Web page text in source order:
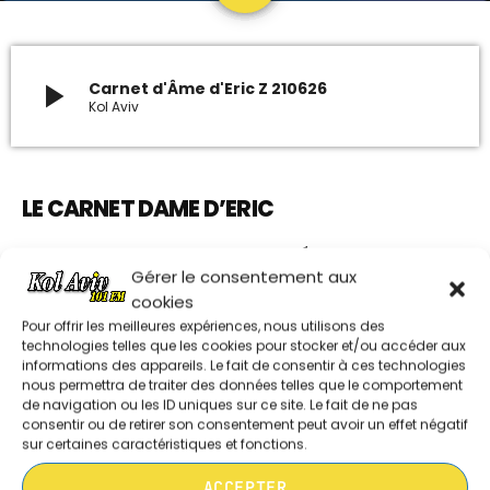
Gérer le consentement aux
cookies
Pour offrir les meilleures expériences, nous utilisons des
technologies telles que les cookies pour stocker et/ou accéder aux
informations des appareils. Le fait de consentir à ces technologies
nous permettra de traiter des données telles que le comportement
de navigation ou les ID uniques sur ce site. Le fait de ne pas
consentir ou de retirer son consentement peut avoir un effet négatif
sur certaines caractéristiques et fonctions.
septembre 2023
juin 2023
UPCOMING SHOWS
REDIFFUSION DU DIMANCHE SHAVOUA
TOV / ISRAËL LE MAG / DANS L’OEIL DE
L’ACTU
10:05 - 11:00
play_arrow Carnet d'Âme d'Eric Z 210626
Kol Aviv
LE CARNET DAME D’ERIC
LES AUTRES RUBRIQUES DE SHAVOUA TOV
EDITO DE SARAH CATTAN 050726